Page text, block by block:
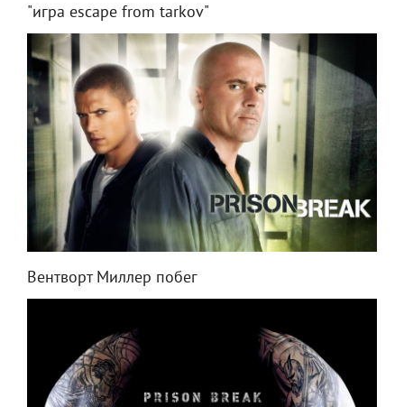
"игра escape from tarkov"
Вентворт Миллер побег